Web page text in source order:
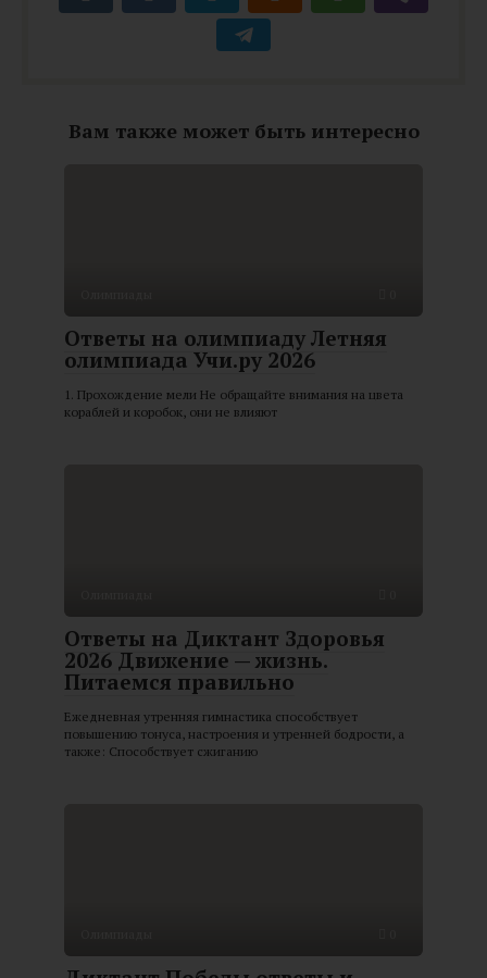
Вам также может быть интересно
Ответы на олимпиаду Летняя
олимпиада Учи.ру 2026
1. Прохождение мели Не обращайте внимания на цвета
кораблей и коробок, они не влияют
Ответы на Диктант Здоровья
2026 Движение — жизнь.
Питаемся правильно
Ежедневная утренняя гимнастика способствует
повышению тонуса, настроения и утренней бодрости, а
также: Способствует сжиганию